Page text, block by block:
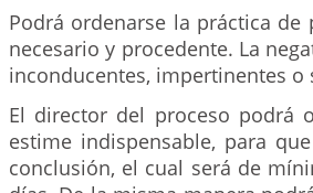
Podrá ordenarse la práctica
necesario y procedente. La
inconducentes, impertinentes
El director del proceso podrá
estime indispensable, para
conclusión, el cual será de